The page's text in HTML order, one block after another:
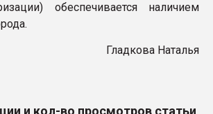
обеспечивается наличием
Гладкова Наталья
и кол-во просмотров статьи